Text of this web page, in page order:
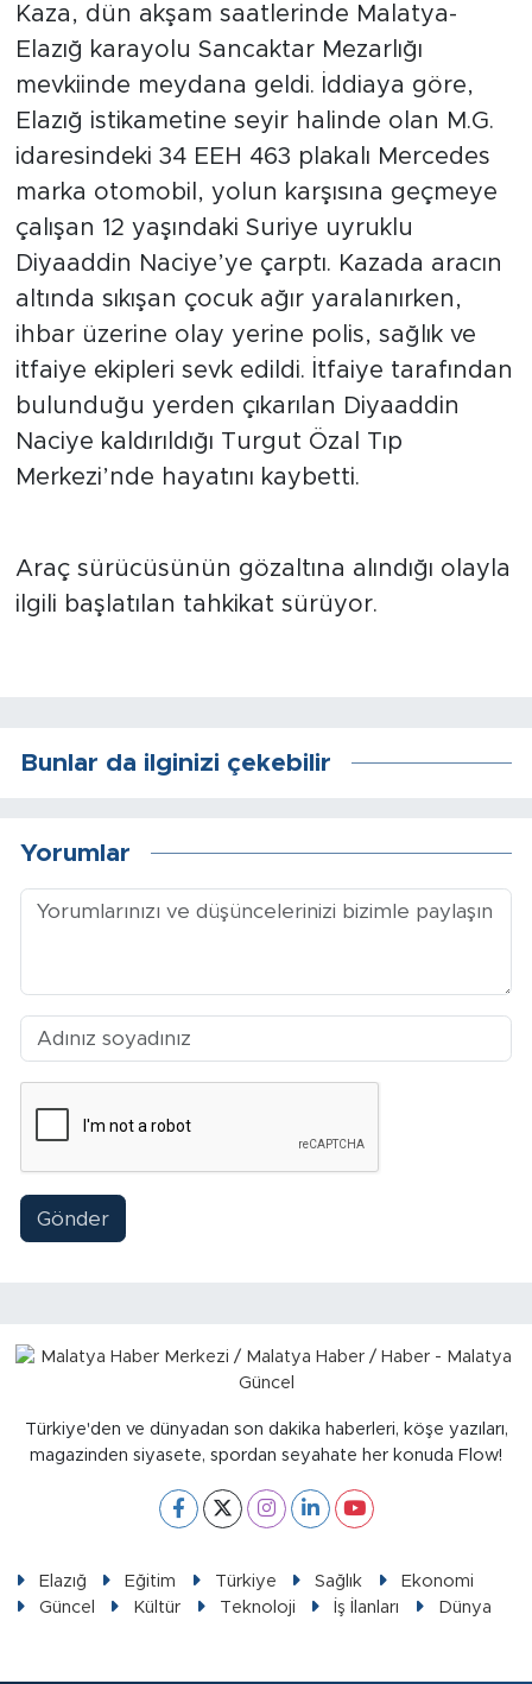
Kaza, dün akşam saatlerinde Malatya-
Elazığ karayolu Sancaktar Mezarlığı
mevkiinde meydana geldi. İddiaya göre,
Elazığ istikametine seyir halinde olan M.G.
idaresindeki 34 EEH 463 plakalı Mercedes
marka otomobil, yolun karşısına geçmeye
çalışan 12 yaşındaki Suriye uyruklu
Diyaaddin Naciye’ye çarptı. Kazada aracın
altında sıkışan çocuk ağır yaralanırken,
ihbar üzerine olay yerine polis, sağlık ve
itfaiye ekipleri sevk edildi. İtfaiye tarafından
bulunduğu yerden çıkarılan Diyaaddin
Naciye kaldırıldığı Turgut Özal Tıp
Merkezi’nde hayatını kaybetti.
Araç sürücüsünün gözaltına alındığı olayla
ilgili başlatılan tahkikat sürüyor.
Bunlar da ilginizi çekebilir
Yorumlar
Gönder
Türkiye'den ve dünyadan son dakika haberleri, köşe yazıları,
magazinden siyasete, spordan seyahate her konuda Flow!
Elazığ Eğitim Türkiye Sağlık
Ekonomi
Güncel
Kültür Teknoloji İş İlanları Dünya
Doğanyol
Arapgir
Arguvan
Battalgazi
Darende
Doğanşehir
Hekimhan
Kale
Magazin